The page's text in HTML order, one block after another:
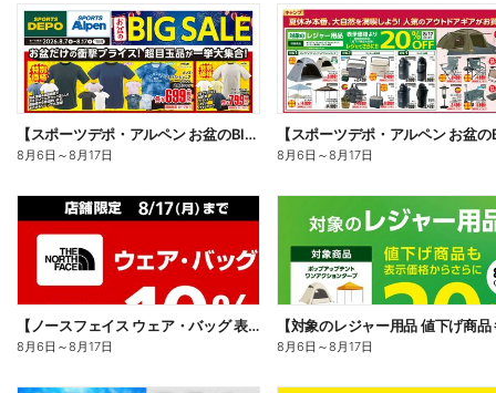
【スポーツデポ・アルペン お盆のBIG SALE!】
8月6日 ～8月17日 8月6日 ～8月17日
【ノースフェイス ウェア・バッグ 表示価格からさらに10%OFF】
8月6日 ～8月17日 8月6日 ～8月17日